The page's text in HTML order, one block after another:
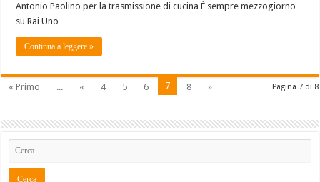
Antonio Paolino per la trasmissione di cucina È sempre mezzogiorno
su Rai Uno
Continua a leggere »
Pagina 7 di 8
« Primo ... « 4 5 6 7 8 »